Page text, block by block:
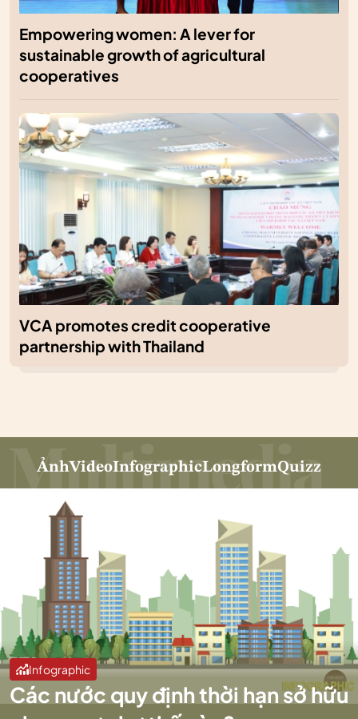
Empowering women: A lever for
sustainable growth of agricultural
cooperatives
VCA promotes credit cooperative
partnership with Thailand
ẢnhVideoInfographicLongformQuizz
Infographic
Các nước quy định thời hạn sở hữu